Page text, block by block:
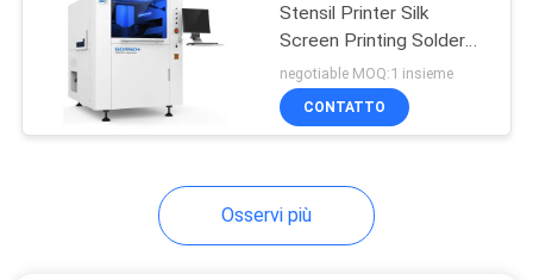
Stensil Printer Silk
Screen Printing Solder
Paste Printer
negotiable MOQ:1 insieme
CONTATTO
Osservi più